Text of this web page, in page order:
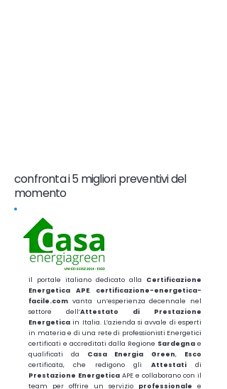
confronta i 5 migliori preventivi del
momento
Il portale italiano dedicato alla Certificazione
Energetica APE. certificazione-energetica-
facile.com vanta un’esperienza decennale nel
settore dell’Attestato di Prestazione
Energetica in Italia. L’azienda si avvale di esperti
in materia e di una rete di professionisti Energetici
certificati e accreditati dalla Regione Sardegna e
qualificati da
Casa Energia Green, Esco
certificata, che redigono gli Attestatidi
Prestazione Energetica APE e collaborano con il
team per offrire un servizio professionale e